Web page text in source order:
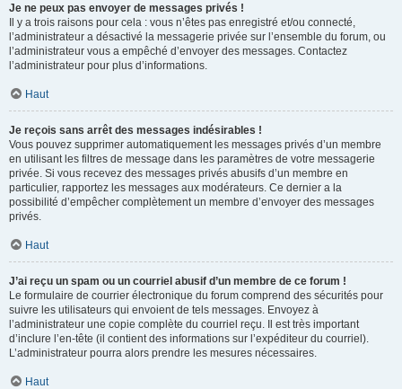
Je ne peux pas envoyer de messages privés !
Il y a trois raisons pour cela : vous n’êtes pas enregistré et/ou connecté,
l’administrateur a désactivé la messagerie privée sur l’ensemble du forum, ou
l’administrateur vous a empêché d’envoyer des messages. Contactez
l’administrateur pour plus d’informations.
Haut
Je reçois sans arrêt des messages indésirables !
Vous pouvez supprimer automatiquement les messages privés d’un membre
en utilisant les filtres de message dans les paramètres de votre messagerie
privée. Si vous recevez des messages privés abusifs d’un membre en
particulier, rapportez les messages aux modérateurs. Ce dernier a la
possibilité d’empêcher complètement un membre d’envoyer des messages
privés.
Haut
J’ai reçu un spam ou un courriel abusif d’un membre de ce forum !
Le formulaire de courrier électronique du forum comprend des sécurités pour
suivre les utilisateurs qui envoient de tels messages. Envoyez à
l’administrateur une copie complète du courriel reçu. Il est très important
d’inclure l’en-tête (il contient des informations sur l’expéditeur du courriel).
L’administrateur pourra alors prendre les mesures nécessaires.
Haut